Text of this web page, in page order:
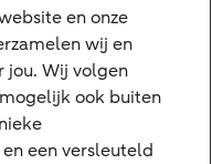
en onze
wij en
jou. Wij volgen
ook buiten
een versleuteld